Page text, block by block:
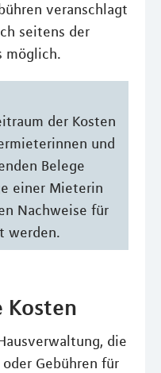
veranschlagt
seitens der
möglich.
der Kosten
und
Belege
einer Mieterin
Nachweise für
werden.
Kosten
die
Gebühren für